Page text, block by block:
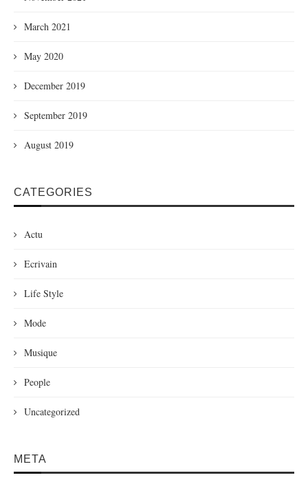
March 2021
May 2020
December 2019
September 2019
August 2019
CATEGORIES
Actu
Ecrivain
Life Style
Mode
Musique
People
Uncategorized
META